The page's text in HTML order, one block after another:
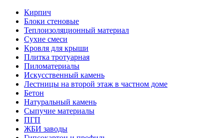
Кирпич
Блоки стеновые
Теплоизоляционный материал
Сухие смеси
Кровля для крыши
Плитка тротуарная
Пиломатериалы
Искусственный камень
Лестницы на второй этаж в частном доме
Бетон
Натуральный камень
Сыпучие материалы
ПГП
ЖБИ заводы